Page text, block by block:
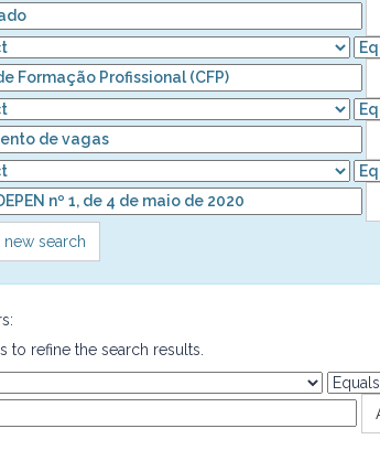
new search
to refine the search results.